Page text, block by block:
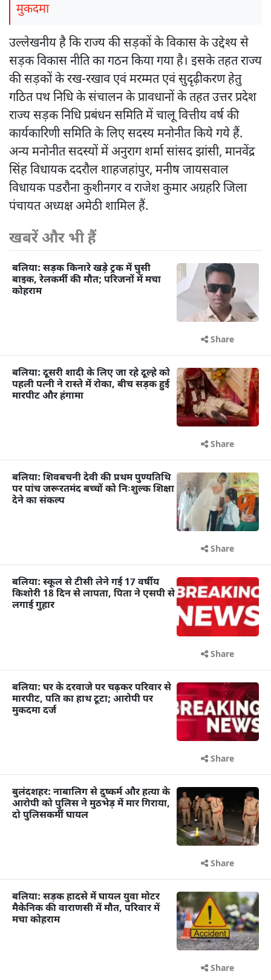
मुकदमा
उल्लेखनीय है कि राज्य की सड़कों के विकास के उद्देश्य से
सड़क विकास नीति का गठन किया गया है। इसके तहत राज्य
की सड़कों के रख-रखाव एवं मरम्मत एवं सुदृढ़ीकरण हेतु
गठित पथ निधि के संचालन के प्रावधानों के तहत उत्तर प्रदेश
राज्य सड़क निधि प्रबंधन समिति में चालू वित्तीय वर्ष की
कार्यकारिणी समिति के लिए सदस्य मनोनीत किये गये हैं.
अन्य मनोनीत सदस्यों में अनुराग शर्मा सांसद झांसी, मानवेंद्र
सिंह विधायक ददरौल शाहजहांपुर, मनीष जायसवाल
विधायक पडरौना कुशीनगर व राजेश कुमार अग्रहरि जिला
पंचायत अध्यक्ष अमेठी शामिल हैं.
खबरें और भी हैं
बलिया: सड़क किनारे खड़े ट्रक में घुसी
बाइक, रेलकर्मी की मौत; परिजनों में मचा
कोहराम
Share
बलिया: दूसरी शादी के लिए जा रहे दूल्हे को
पहली पत्नी ने रास्ते में रोका, बीच सड़क हुई
मारपीट और हंगामा
Share
बलिया: शिवबचनी देवी की प्रथम पुण्यतिथि
पर पांच जरूरतमंद बच्चों को निःशुल्क शिक्षा
देने का संकल्प
Share
बलिया: स्कूल से टीसी लेने गई 17 वर्षीय
किशोरी 18 दिन से लापता, पिता ने एसपी से
लगाई गुहार
Share
बलिया: घर के दरवाजे पर चढ़कर परिवार से
मारपीट, पति का हाथ टूटा; आरोपी पर
मुकदमा दर्ज
Share
बुलंदशहर: नाबालिग से दुष्कर्म और हत्या के
आरोपी को पुलिस ने मुठभेड़ में मार गिराया,
दो पुलिसकर्मी घायल
Share
बलिया: सड़क हादसे में घायल युवा मोटर
मैकेनिक की वाराणसी में मौत, परिवार में
मचा कोहराम
Share